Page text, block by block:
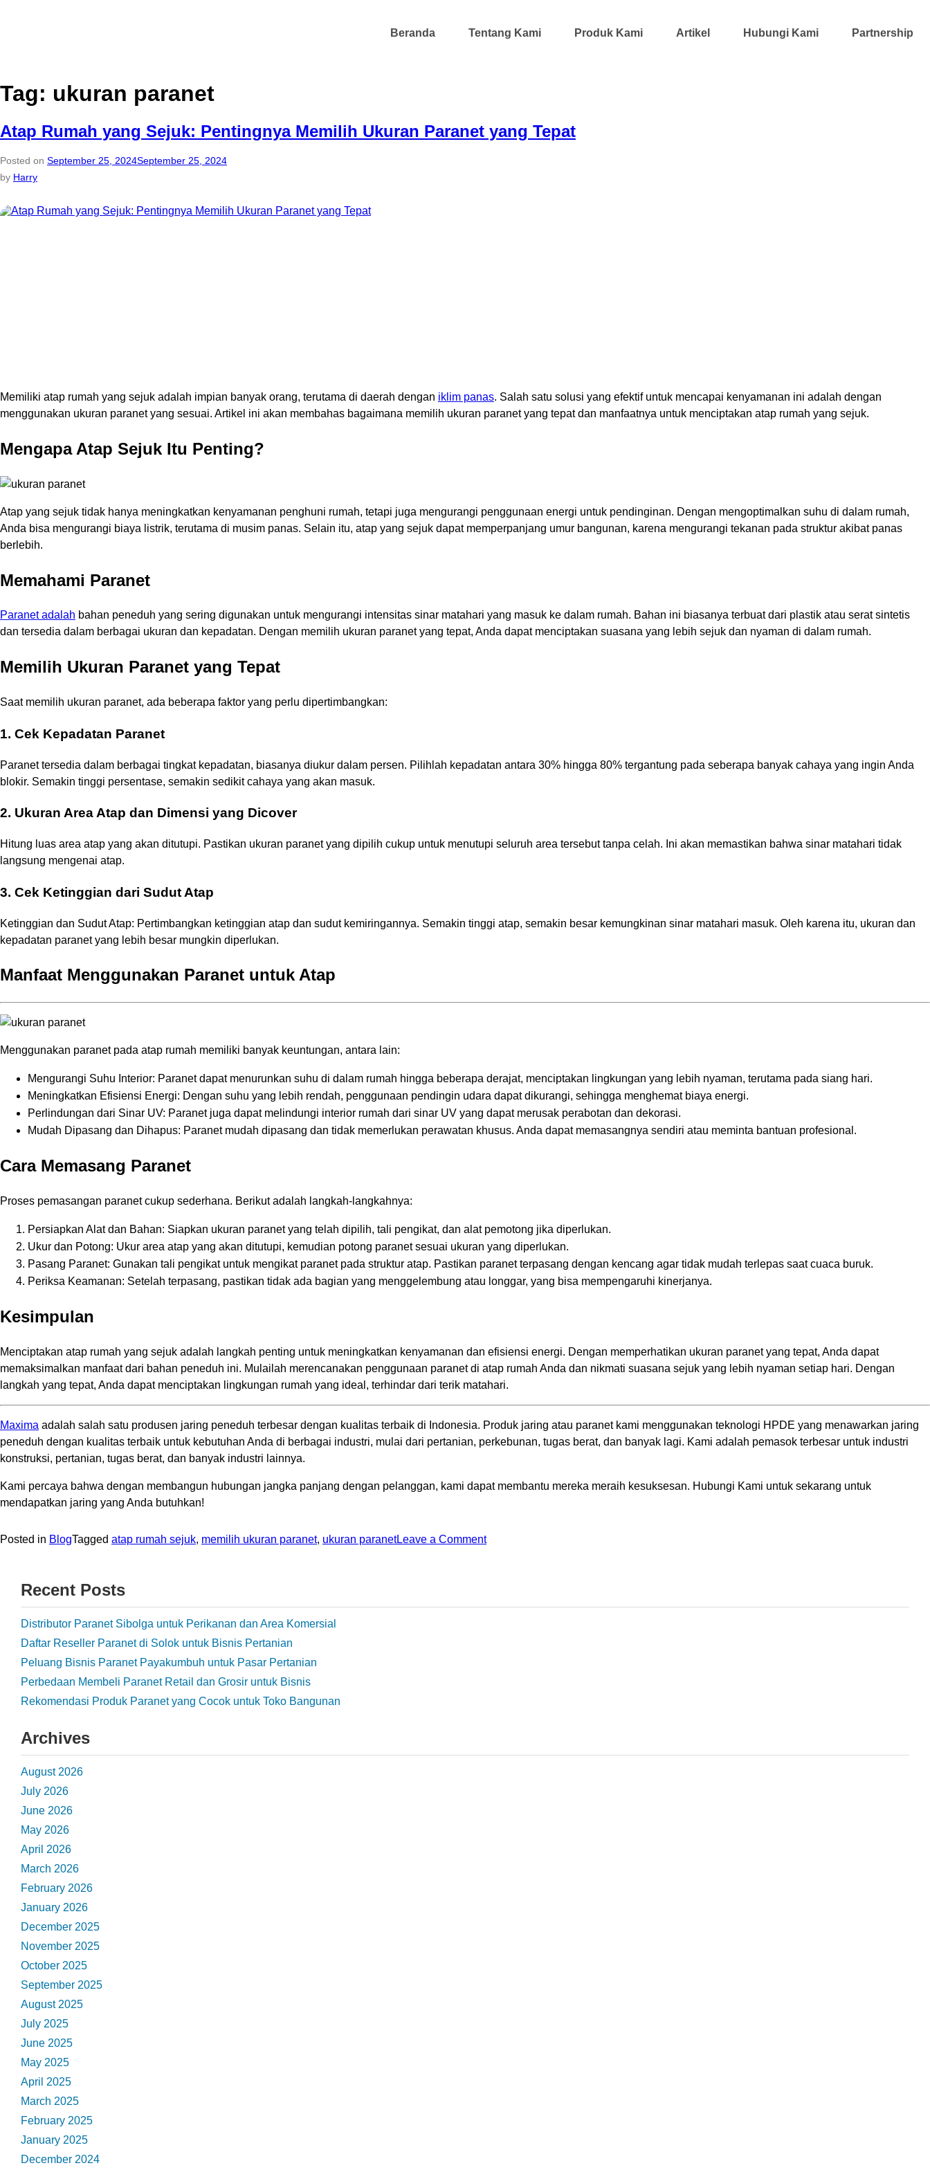
Beranda Tentang Kami Produk Kami Artikel Hubungi Kami Partnership
Tag: ukuran paranet
Atap Rumah yang Sejuk: Pentingnya Memilih Ukuran Paranet yang Tepat
Posted on September 25, 2024September 25, 2024
by Harry
Memiliki atap rumah yang sejuk adalah impian banyak orang, terutama di daerah dengan iklim panas. Salah satu solusi yang efektif untuk mencapai kenyamanan ini adalah dengan
menggunakan ukuran paranet yang sesuai. Artikel ini akan membahas bagaimana memilih ukuran paranet yang tepat dan manfaatnya untuk menciptakan atap rumah yang sejuk.
Mengapa Atap Sejuk Itu Penting?
Atap yang sejuk tidak hanya meningkatkan kenyamanan penghuni rumah, tetapi juga mengurangi penggunaan energi untuk pendinginan. Dengan mengoptimalkan suhu di dalam rumah,
Anda bisa mengurangi biaya listrik, terutama di musim panas. Selain itu, atap yang sejuk dapat memperpanjang umur bangunan, karena mengurangi tekanan pada struktur akibat panas
berlebih.
Memahami Paranet
Paranet adalah bahan peneduh yang sering digunakan untuk mengurangi intensitas sinar matahari yang masuk ke dalam rumah. Bahan ini biasanya terbuat dari plastik atau serat sintetis
dan tersedia dalam berbagai ukuran dan kepadatan. Dengan memilih ukuran paranet yang tepat, Anda dapat menciptakan suasana yang lebih sejuk dan nyaman di dalam rumah.
Memilih Ukuran Paranet yang Tepat
Saat memilih ukuran paranet, ada beberapa faktor yang perlu dipertimbangkan:
1. Cek Kepadatan Paranet
Paranet tersedia dalam berbagai tingkat kepadatan, biasanya diukur dalam persen. Pilihlah kepadatan antara 30% hingga 80% tergantung pada seberapa banyak cahaya yang ingin Anda
blokir. Semakin tinggi persentase, semakin sedikit cahaya yang akan masuk.
2. Ukuran Area Atap dan Dimensi yang Dicover
Hitung luas area atap yang akan ditutupi. Pastikan ukuran paranet yang dipilih cukup untuk menutupi seluruh area tersebut tanpa celah. Ini akan memastikan bahwa sinar matahari tidak
langsung mengenai atap.
3. Cek Ketinggian dari Sudut Atap
Ketinggian dan Sudut Atap: Pertimbangkan ketinggian atap dan sudut kemiringannya. Semakin tinggi atap, semakin besar kemungkinan sinar matahari masuk. Oleh karena itu, ukuran dan
kepadatan paranet yang lebih besar mungkin diperlukan.
Manfaat Menggunakan Paranet untuk Atap
Menggunakan paranet pada atap rumah memiliki banyak keuntungan, antara lain:
Mengurangi Suhu Interior: Paranet dapat menurunkan suhu di dalam rumah hingga beberapa derajat, menciptakan lingkungan yang lebih nyaman, terutama pada siang hari.
Meningkatkan Efisiensi Energi: Dengan suhu yang lebih rendah, penggunaan pendingin udara dapat dikurangi, sehingga menghemat biaya energi.
Perlindungan dari Sinar UV: Paranet juga dapat melindungi interior rumah dari sinar UV yang dapat merusak perabotan dan dekorasi.
Mudah Dipasang dan Dihapus: Paranet mudah dipasang dan tidak memerlukan perawatan khusus. Anda dapat memasangnya sendiri atau meminta bantuan profesional.
Cara Memasang Paranet
Proses pemasangan paranet cukup sederhana. Berikut adalah langkah-langkahnya:
Persiapkan Alat dan Bahan: Siapkan ukuran paranet yang telah dipilih, tali pengikat, dan alat pemotong jika diperlukan.
Ukur dan Potong: Ukur area atap yang akan ditutupi, kemudian potong paranet sesuai ukuran yang diperlukan.
Pasang Paranet: Gunakan tali pengikat untuk mengikat paranet pada struktur atap. Pastikan paranet terpasang dengan kencang agar tidak mudah terlepas saat cuaca buruk.
Periksa Keamanan: Setelah terpasang, pastikan tidak ada bagian yang menggelembung atau longgar, yang bisa mempengaruhi kinerjanya.
Kesimpulan
Menciptakan atap rumah yang sejuk adalah langkah penting untuk meningkatkan kenyamanan dan efisiensi energi. Dengan memperhatikan ukuran paranet yang tepat, Anda dapat
memaksimalkan manfaat dari bahan peneduh ini. Mulailah merencanakan penggunaan paranet di atap rumah Anda dan nikmati suasana sejuk yang lebih nyaman setiap hari. Dengan
langkah yang tepat, Anda dapat menciptakan lingkungan rumah yang ideal, terhindar dari terik matahari.
Maxima adalah salah satu produsen jaring peneduh terbesar dengan kualitas terbaik di Indonesia. Produk jaring atau paranet kami menggunakan teknologi HPDE yang menawarkan jaring
peneduh dengan kualitas terbaik untuk kebutuhan Anda di berbagai industri, mulai dari pertanian, perkebunan, tugas berat, dan banyak lagi. Kami adalah pemasok terbesar untuk industri
konstruksi, pertanian, tugas berat, dan banyak industri lainnya.
Kami percaya bahwa dengan membangun hubungan jangka panjang dengan pelanggan, kami dapat membantu mereka meraih kesuksesan. Hubungi Kami untuk sekarang untuk
mendapatkan jaring yang Anda butuhkan!
Posted in BlogTagged atap rumah sejuk, memilih ukuran paranet, ukuran paranetLeave a Comment
Recent Posts
Distributor Paranet Sibolga untuk Perikanan dan Area Komersial
Daftar Reseller Paranet di Solok untuk Bisnis Pertanian
Peluang Bisnis Paranet Payakumbuh untuk Pasar Pertanian
Perbedaan Membeli Paranet Retail dan Grosir untuk Bisnis
Rekomendasi Produk Paranet yang Cocok untuk Toko Bangunan
Archives
August 2026
July 2026
June 2026
May 2026
April 2026
March 2026
February 2026
January 2026
December 2025
November 2025
October 2025
September 2025
August 2025
July 2025
June 2025
May 2025
April 2025
March 2025
February 2025
January 2025
December 2024